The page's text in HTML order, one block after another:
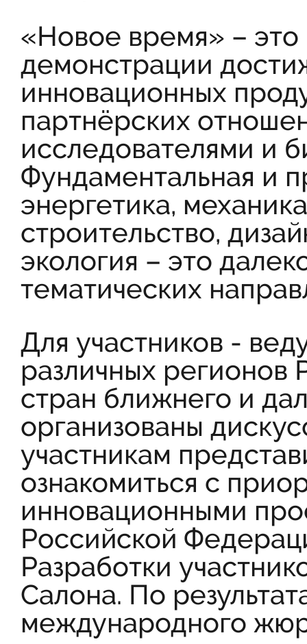
«Новое время» –
демонстрации
инновационных
партнёрских
исследователями и
Фундаментальная и
энергетика,
строительство,
экология – это
тематических
Для участников -
различных
стран ближнего и
организованы
участникам
ознакомиться с
инновационными
Российской
Разработки
Салона. По
международного